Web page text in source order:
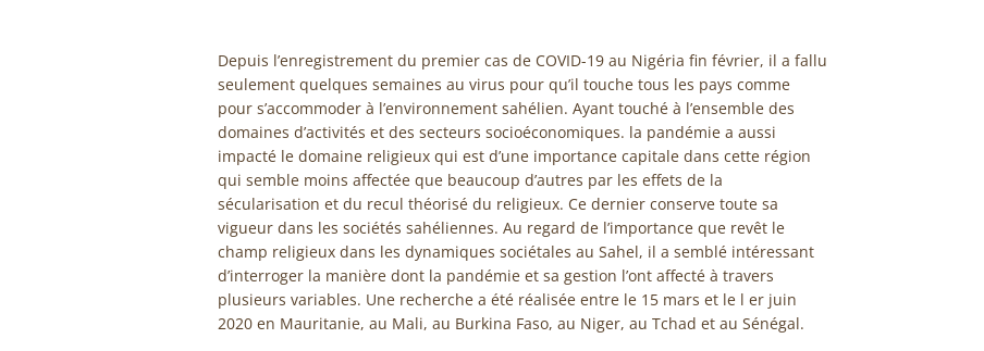
Depuis l’enregistrement du premier cas de COVID-19 au Nigéria fin février, il a fallu
seulement quelques semaines au virus pour qu’il touche tous les pays comme
pour s’accommoder à l’environnement sahélien. Ayant touché à l’ensemble des
domaines d’activités et des secteurs socioéconomiques. la pandémie a aussi
impacté le domaine religieux qui est d’une importance capitale dans cette région
qui semble moins affectée que beaucoup d’autres par les effets de la
sécularisation et du recul théorisé du religieux. Ce dernier conserve toute sa
vigueur dans les sociétés sahéliennes. Au regard de l’importance que revêt le
champ religieux dans les dynamiques sociétales au Sahel, il a semblé intéressant
d’interroger la manière dont la pandémie et sa gestion l’ont affecté à travers
plusieurs variables. Une recherche a été réalisée entre le 15 mars et le l er juin
2020 en Mauritanie, au Mali, au Burkina Faso, au Niger, au Tchad et au Sénégal.